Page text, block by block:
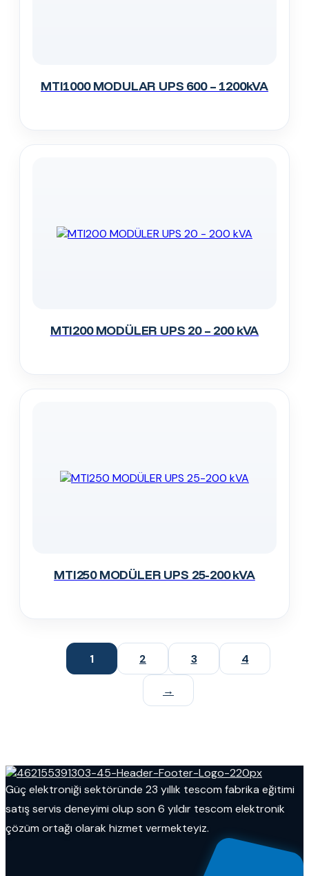
MTI1000 MODULAR UPS 600 – 1200kVA
MTI200 MODÜLER UPS 20 – 200 kVA
MTI250 MODÜLER UPS 25-200 kVA
1 2 3 4
→
Güç elektroniği sektöründe 23 yıllık tescom fabrika eğitimi
satış servis deneyimi olup son 6 yıldır tescom elektronik
çözüm ortağı olarak hizmet vermekteyiz.